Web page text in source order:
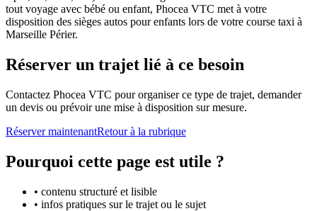
tout voyage avec bébé ou enfant, Phocea VTC met à votre
disposition des sièges autos pour enfants lors de votre course taxi à
Marseille Périer.
Réserver un trajet lié à ce besoin
Contactez Phocea VTC pour organiser ce type de trajet, demander
un devis ou prévoir une mise à disposition sur mesure.
Réserver maintenantRetour à la rubrique
Pourquoi cette page est utile ?
• contenu structuré et lisible
• infos pratiques sur le trajet ou le sujet